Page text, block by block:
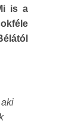
is a
aki